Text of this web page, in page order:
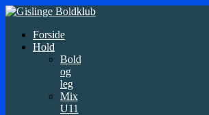
Forside
Hold
Bold
og
leg
Mix
U11